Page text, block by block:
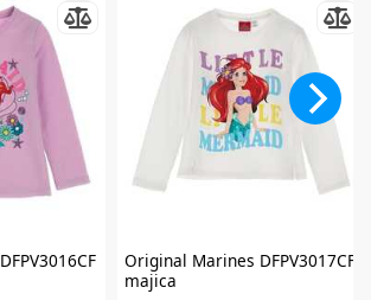
DFPV3016CF
Original Marines DFPV3017CF
majica